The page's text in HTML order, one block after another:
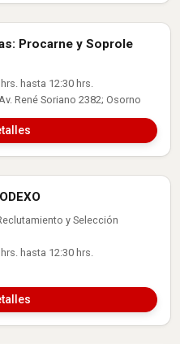
Procarne y Soprole
hasta 12:30 hrs.
René Soriano 2382; Osorno
y Selección
hasta 12:30 hrs.